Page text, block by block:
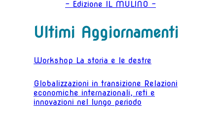
- Edizione IL MULINO -
Ultimi Aggiornamenti
Workshop La storia e le destre
Globalizzazioni in transizione Relazioni
economiche internazionali, reti e
innovazioni nel lungo periodo